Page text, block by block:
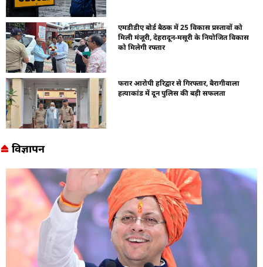
एमडीडीए बोर्ड बैठक में 25 विकास प्रस्तावों को
मिली मंजूरी, देहरादून-मसूरी के नियोजित विकास
को मिलेगी रफ्तार
फरार आरोपी हरिद्वार से गिरफ्तार, बैरागीवाला
हत्याकांड में दून पुलिस की बड़ी सफलता
विज्ञापन